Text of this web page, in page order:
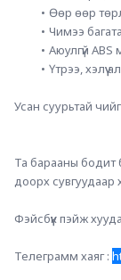
Өөр өөр
Чимээ
Аюулгүй
Үтрээ,
Усан суурьтай
Та барааны бодит
доорх сувгуудаар
Фэйсбүүк пэйж
Телеграмм хаяг :